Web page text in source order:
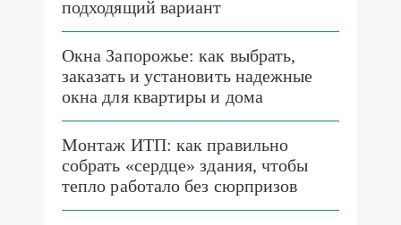
подходящий вариант
Окна Запорожье: как выбрать,
заказать и установить надежные
окна для квартиры и дома
Монтаж ИТП: как правильно
собрать «сердце» здания, чтобы
тепло работало без сюрпризов